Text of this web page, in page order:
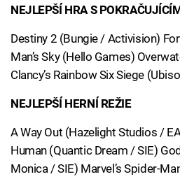
NEJLEPŠÍ HRA S
Destiny 2 (Bungie / Activision)
Man’s Sky (Hello Games)
Clancy’s Rainbow Six Siege
NEJLEPŠÍ HERNÍ REŽIE
A Way Out (Hazelight Studios /
Human (Quantic Dream / SIE)
Monica / SIE) Marvel’s Spider-